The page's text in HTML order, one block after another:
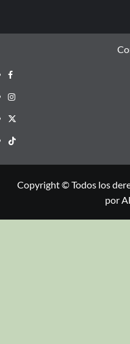
Copyright © Todos los
por